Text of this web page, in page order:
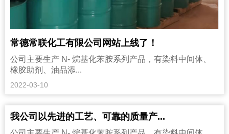
常德常联化工有限公司网站上线了！
公司主要生产 N- 烷基化苯胺系列产品，有染料中间体、
橡胶助剂、油品添...
2022-03-10
我公司以先进的工艺、可靠的质量产...